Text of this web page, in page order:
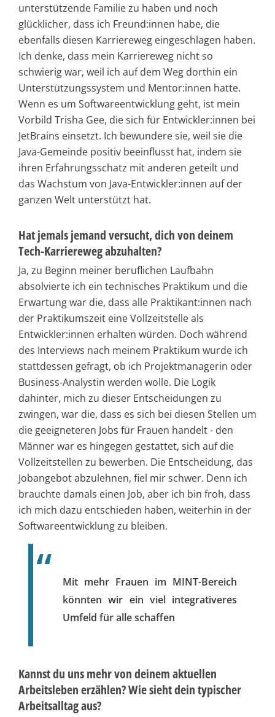
unterstützende Familie zu haben und noch
glücklicher, dass ich Freund:innen habe, die
ebenfalls diesen Karriereweg eingeschlagen haben.
Ich denke, dass mein Karriereweg nicht so
schwierig war, weil ich auf dem Weg dorthin ein
Unterstützungssystem und Mentor:innen hatte.
Wenn es um Softwareentwicklung geht, ist mein
Vorbild Trisha Gee, die sich für Entwickler:innen bei
JetBrains einsetzt. Ich bewundere sie, weil sie die
Java-Gemeinde positiv beeinflusst hat, indem sie
ihren Erfahrungsschatz mit anderen geteilt und
das Wachstum von Java-Entwickler:innen auf der
ganzen Welt unterstützt hat.
Hat jemals jemand versucht, dich von deinem
Tech-Karriereweg abzuhalten?
Ja, zu Beginn meiner beruflichen Laufbahn
absolvierte ich ein technisches Praktikum und die
Erwartung war die, dass alle Praktikant:innen nach
der Praktikumszeit eine Vollzeitstelle als
Entwickler:innen erhalten würden. Doch während
des Interviews nach meinem Praktikum wurde ich
stattdessen gefragt, ob ich Projektmanagerin oder
Business-Analystin werden wolle. Die Logik
dahinter, mich zu dieser Entscheidungen zu
zwingen, war die, dass es sich bei diesen Stellen um
die geeigneteren Jobs für Frauen handelt - den
Männer war es hingegen gestattet, sich auf die
Vollzeitstellen zu bewerben. Die Entscheidung, das
Jobangebot abzulehnen, fiel mir schwer. Denn ich
brauchte damals einen Job, aber ich bin froh, dass
ich mich dazu entschieden haben, weiterhin in der
Softwareentwicklung zu bleiben.
Mit mehr Frauen im MINT-Bereich
könnten wir ein viel integrativeres
Umfeld für alle schaffen
Kannst du uns mehr von deinem aktuellen
Arbeitsleben erzählen? Wie sieht dein typischer
Arbeitsalltag aus?